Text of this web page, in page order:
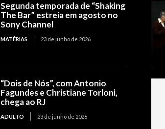
Segunda temporada de “Shaking
The Bar” estreia em agosto no
Sony Channel
MATÉRIAS 23 de junho de 2026
“Dois de Nós”, com Antonio
Fagundes e Christiane Torloni,
chega ao RJ
ADULTO 23 de junho de 2026